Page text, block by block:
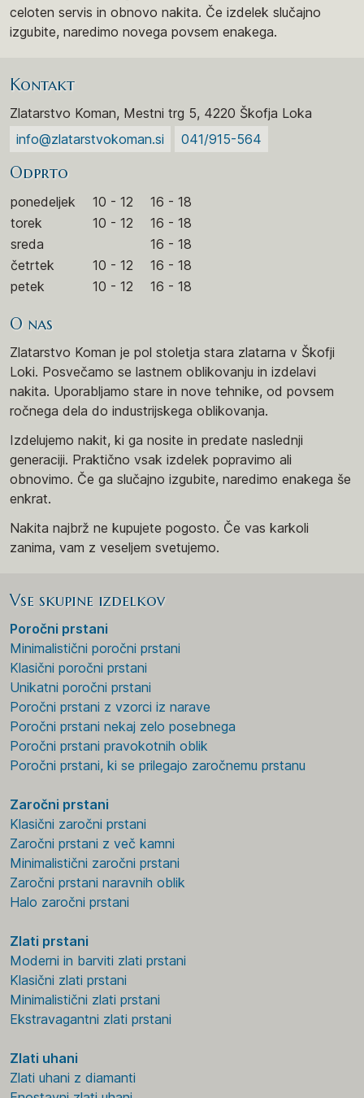
celoten servis in obnovo nakita. Če izdelek slučajno
izgubite, naredimo novega povsem enakega.
Kontakt
Zlatarstvo Koman, Mestni trg 5, 4220 Škofja Loka
info@zlatarstvokoman.si
041/915-564
Odprto
ponedeljek 10 - 12
16 - 18
torek
10 - 12
16 - 18
sreda
16 - 18
četrtek
10 - 12
16 - 18
petek
10 - 12 16 - 18
O nas
Zlatarstvo Koman je pol stoletja stara zlatarna v Škofji
Loki. Posvečamo se lastnem oblikovanju in izdelavi
nakita. Uporabljamo stare in nove tehnike, od povsem
ročnega dela do industrijskega oblikovanja.
Izdelujemo nakit, ki ga nosite in predate naslednji
generaciji. Praktično vsak izdelek popravimo ali
obnovimo. Če ga slučajno izgubite, naredimo enakega še
enkrat.
Nakita najbrž ne kupujete pogosto. Če vas karkoli
zanima, vam z veseljem svetujemo.
Vse skupine izdelkov
Poročni prstani
Minimalistični poročni prstani
Klasični poročni prstani
Unikatni poročni prstani
Poročni prstani z vzorci iz narave
Poročni prstani nekaj zelo posebnega
Poročni prstani pravokotnih oblik
Poročni prstani, ki se prilegajo zaročnemu prstanu
Zaročni prstani
Klasični zaročni prstani
Zaročni prstani z več kamni
Minimalistični zaročni prstani
Zaročni prstani naravnih oblik
Halo zaročni prstani
Zlati prstani
Moderni in barviti zlati prstani
Klasični zlati prstani
Minimalistični zlati prstani
Ekstravagantni zlati prstani
Zlati uhani
Zlati uhani z diamanti